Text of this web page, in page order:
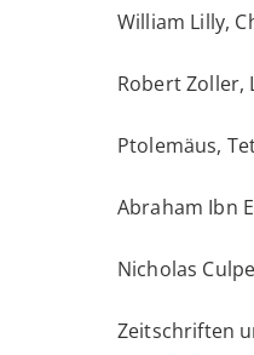
William Lilly,
Robert Zoller,
Ptolemäus,
Abraham Ibn
Nicholas
Zeitschriften